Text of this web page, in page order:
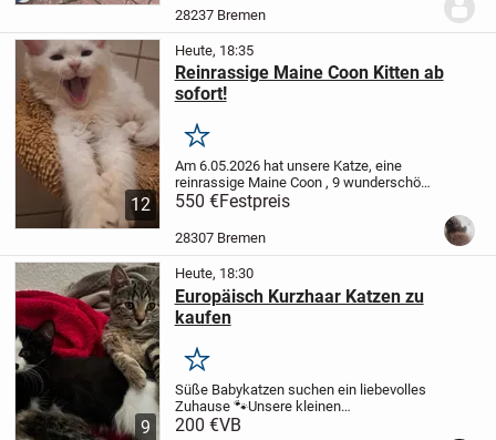
kurzfristig nicht mehr, da sich dort...
28237 Bremen
12
Heute, 18:35
Reinrassige Maine Coon Kitten ab
sofort!
Merken
Am 6.05.2026 hat unsere Katze, eine
reinrassige Maine Coon , 9 wunderschöne
gesunde Kitten auf die Welt gebracht. Sie
sind bereits futterfest und stubenrein,
spielen den halben Tag und laufen
550 €Festpreis
28307 Bremen
9
Heute, 18:30
Europäisch Kurzhaar Katzen zu
kaufen
Merken
Süße Babykatzen suchen ein liebevolles
Zuhause 🐾Unsere kleinen
Katzenmädchen sind am 03.05.2026
200 €VB